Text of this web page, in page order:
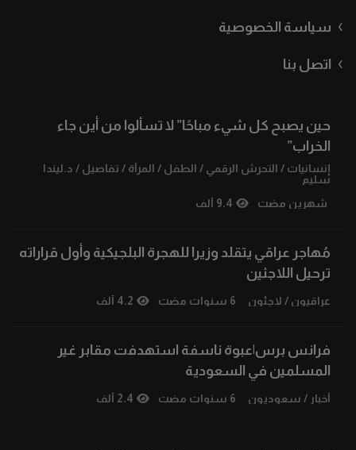
سياسة الخصوصية
اتصل بنا
حين يصبح كل شيء مباحًا” لا تسألوا من أين جاء
الخراب”
إنسانيات / التحرش الرقمي / الطفل / المرأة / تفاصيل / د.ليندا
سليم
شهرين مضت
9.4 ألف
مُهاجر عراقي يتقلد وزيرا للهجرة البلجيكية وأول قراراته
ترحيل اللاجئين
عراقيون / لاجئون 6 سنوات مضت 4.2 ألف
فرانس برس|عبوة ناسفة استهدفت مقابر غير
المسلمين في السعودية
أخبار / سعوديون 6 سنوات مضت 2.4 ألف